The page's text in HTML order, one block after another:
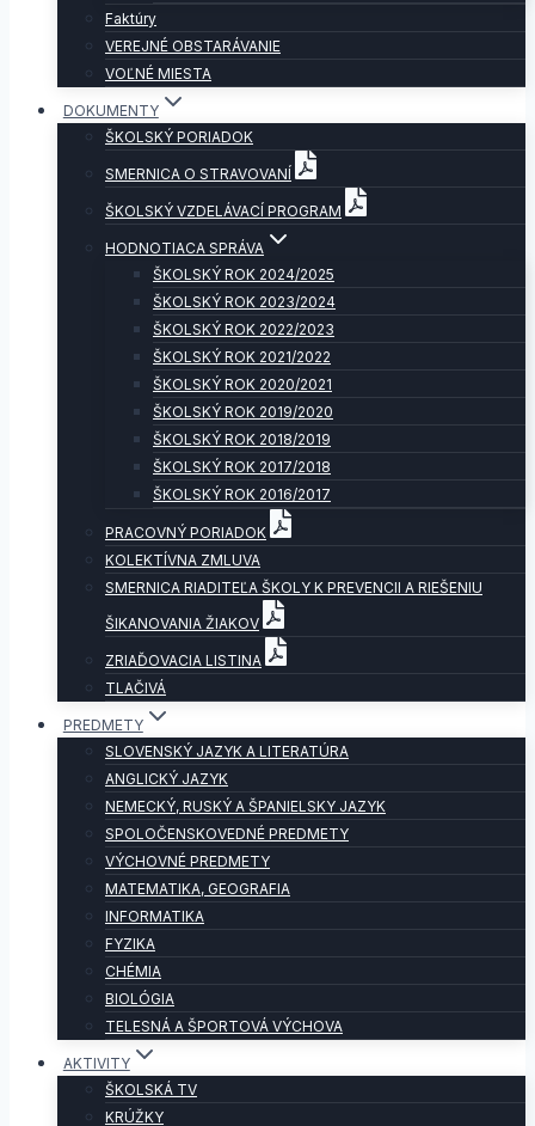
Faktúry
VEREJNÉ OBSTARÁVANIE
VOĽNÉ MIESTA
DOKUMENTY
ŠKOLSKÝ PORIADOK
SMERNICA O STRAVOVANÍ
ŠKOLSKÝ VZDELÁVACÍ PROGRAM
HODNOTIACA SPRÁVA
ŠKOLSKÝ ROK 2024/2025
ŠKOLSKÝ ROK 2023/2024
ŠKOLSKÝ ROK 2022/2023
ŠKOLSKÝ ROK 2021/2022
ŠKOLSKÝ ROK 2020/2021
ŠKOLSKÝ ROK 2019/2020
ŠKOLSKÝ ROK 2018/2019
ŠKOLSKÝ ROK 2017/2018
ŠKOLSKÝ ROK 2016/2017
PRACOVNÝ PORIADOK
KOLEKTÍVNA ZMLUVA
SMERNICA RIADITEĽA ŠKOLY K PREVENCII A RIEŠENIU
ŠIKANOVANIA ŽIAKOV
ZRIAĎOVACIA LISTINA
TLAČIVÁ
PREDMETY
SLOVENSKÝ JAZYK A LITERATÚRA
ANGLICKÝ JAZYK
NEMECKÝ, RUSKÝ A ŠPANIELSKY JAZYK
SPOLOČENSKOVEDNÉ PREDMETY
VÝCHOVNÉ PREDMETY
MATEMATIKA, GEOGRAFIA
INFORMATIKA
FYZIKA
CHÉMIA
BIOLÓGIA
TELESNÁ A ŠPORTOVÁ VÝCHOVA
AKTIVITY
ŠKOLSKÁ TV
KRÚŽKY